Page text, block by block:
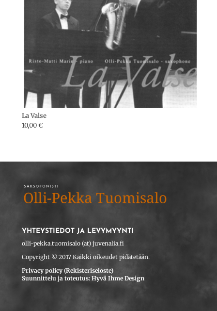
La Valse
10,00€
YHTEYSTIEDOT JA LEVYMYYNTI
olli-pekka.tuomisalo (at) juvenalia.fi
Copyright © 2017 Kaikki oikeudet pidätetään.
Privacy policy (Rekisteriseloste)
Suunnittelu ja toteutus: Hyvä Ihme Design